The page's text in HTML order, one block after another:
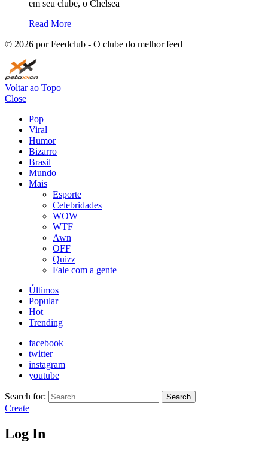
em seu clube, o Chelsea
Read More
© 2026 por Feedclub - O clube do melhor feed
Voltar ao Topo
Close
Pop
Viral
Humor
Bizarro
Brasil
Mundo
Mais
Esporte
Celebridades
WOW
WTF
Awn
OFF
Quizz
Fale com a gente
Últimos
Popular
Hot
Trending
facebook
twitter
instagram
youtube
Search for: Search
Create
Log In